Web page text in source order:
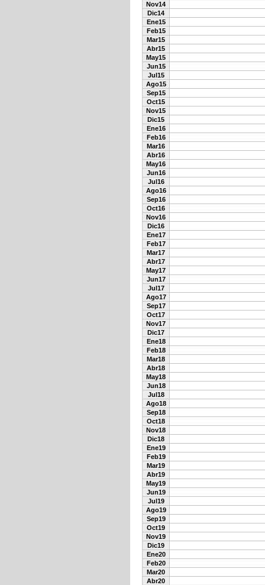
Nov14
Dic14
Ene15
Feb15
Mar15
Abr15
May15
Jun15
Jul15
Ago15
Sep15
Oct15
Nov15
Dic15
Ene16
Feb16
Mar16
Abr16
May16
Jun16
Jul16
Ago16
Sep16
Oct16
Nov16
Dic16
Ene17
Feb17
Mar17
Abr17
May17
Jun17
Jul17
Ago17
Sep17
Oct17
Nov17
Dic17
Ene18
Feb18
Mar18
Abr18
May18
Jun18
Jul18
Ago18
Sep18
Oct18
Nov18
Dic18
Ene19
Feb19
Mar19
Abr19
May19
Jun19
Jul19
Ago19
Sep19
Oct19
Nov19
Dic19
Ene20
Feb20
Mar20
Abr20